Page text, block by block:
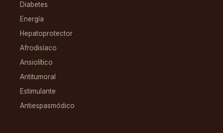
Diabetes
Energía
Hepatoprotector
Afrodisíaco
Ansiolítico
Antitumoral
Estimulante
Antiespasmódico